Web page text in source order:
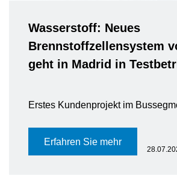
Wasserstoff: Neues
Brennstoffzellensystem
geht in Madrid in
Erstes Kundenprojekt im
Erfahren Sie mehr